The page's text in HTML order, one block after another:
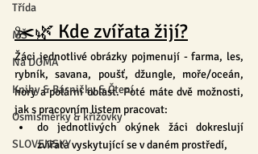
Třída
MŠ
Na DOMA
Knihy & Básničky & Čtení
Osmisměrky & křížovky
SLOVENSKY
✂️🌿 Kde zvířata žijí?
Žáci jednotlivé obrázky pojmenují - farma, les,
rybník, savana, poušť, džungle, moře/oceán,
hory a polární oblast. Poté máte dvě možnosti,
jak s pracovním listem pracovat:
do jednotlivých okýnek žáci dokreslují
zvířata vyskytující se v daném prostředí,